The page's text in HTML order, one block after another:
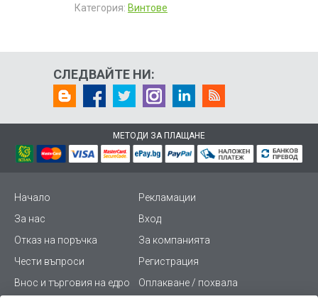
Категория: Винтове
СЛЕДВАЙТЕ НИ:
МЕТОДИ ЗА ПЛАЩАНЕ
Начало
Рекламации
За нас
Вход
Отказ на поръчка
За компанията
Чести въпроси
Регистрация
Внос и търговия на едро
Оплакване / похвала